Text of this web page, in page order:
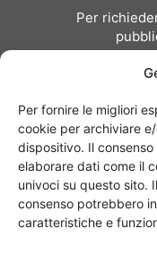
Per fornire le migliori
cookie per archiviare
dispositivo. Il
elaborare dati come il
univoci su questo sito.
consenso potrebbero
caratteristiche e
Per
Chi siamo I Nostri